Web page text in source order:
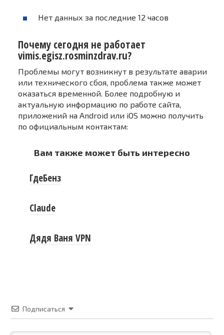
Нет данных за последние 12 часов
Почему сегодня не работает
vimis.egisz.rosminzdrav.ru?
Проблемы могут возникнут в результате аварии
или технического сбоя, проблема также может
оказаться временной. Более подробную и
актуальную информацию по работе сайта,
приложений на Android или iOS можно получить
по официальным контактам:
Вам также может быть интересно
ГдеБенз
Claude
Дядя Ваня VPN
Подписаться